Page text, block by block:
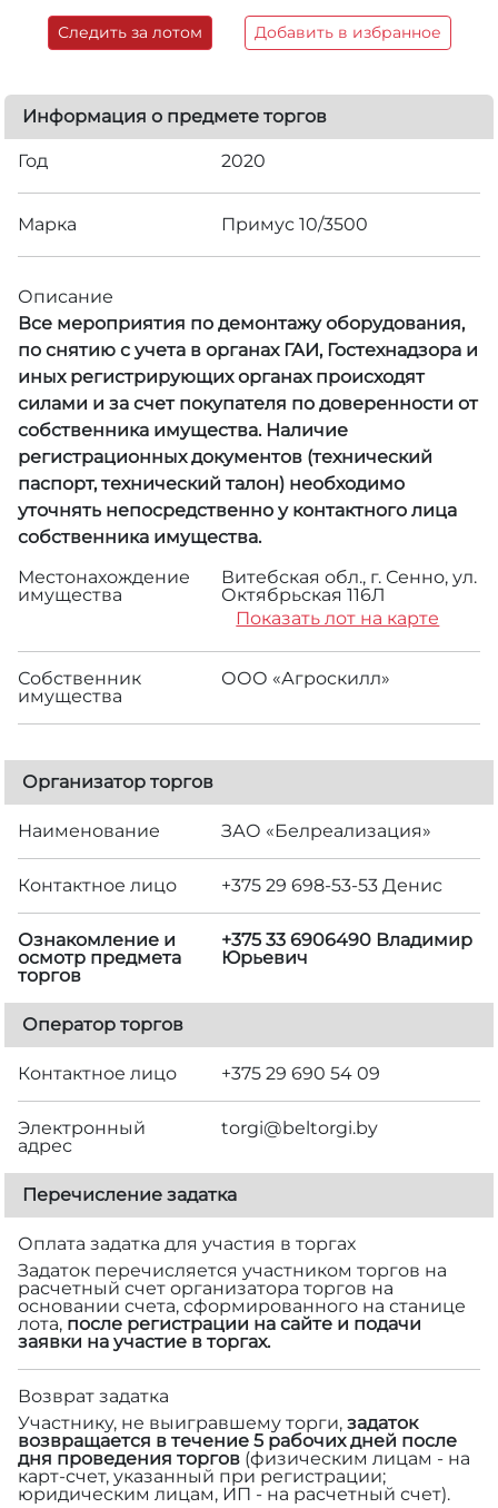
Следить за лотом Добавить в избранное
Информация о предмете торгов
Год 2020
Марка Примус 10/3500
Описание
Все мероприятия по демонтажу оборудования,
по снятию с учета в органах ГАИ, Гостехнадзора и
иных регистрирующих органах происходят
силами и за счет покупателя по доверенности от
собственника имущества. Наличие
регистрационных документов (технический
паспорт, технический талон) необходимо
уточнять непосредственно у контактного лица
собственника имущества.
Местонахождение
имущества
Витебская обл., г. Сенно, ул.
Октябрьская 116Л
Показать лот на карте
Собственник
имущества
ООО «Агроскилл»
Организатор торгов
Наименование ЗАО «Белреализация»
Контактное лицо +375 29 698-53-53 Денис
Ознакомление и
осмотр предмета
торгов
+375 33 6906490 Владимир
Юрьевич
Оператор торгов
Контактное лицо +375 29 690 54 09
Электронный
адрес
torgi@beltorgi.by
Перечисление задатка
Оплата задатка для участия в торгах
Задаток перечисляется участником торгов на
расчетный счет организатора торгов на
основании счета, сформированного на станице
лота, после регистрации на сайте и подачи
заявки на участие в торгах.
Возврат задатка
Участнику, не выигравшему торги, задаток
возвращается в течение 5 рабочих дней после
дня проведения торгов (физическим лицам - на
карт-счет, указанный при регистрации;
юридическим лицам, ИП - на расчетный счет).